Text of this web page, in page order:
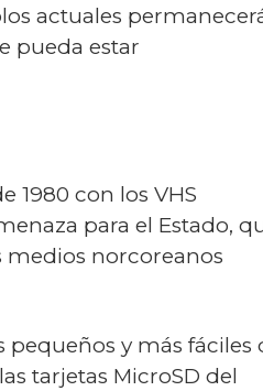
actuales
pueda estar
1980 con los VHS
para el Estado,
medios norcoreanos
y más fáciles
tarjetas MicroSD del